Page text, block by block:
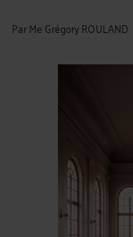
ParMe Grégory ROULAND